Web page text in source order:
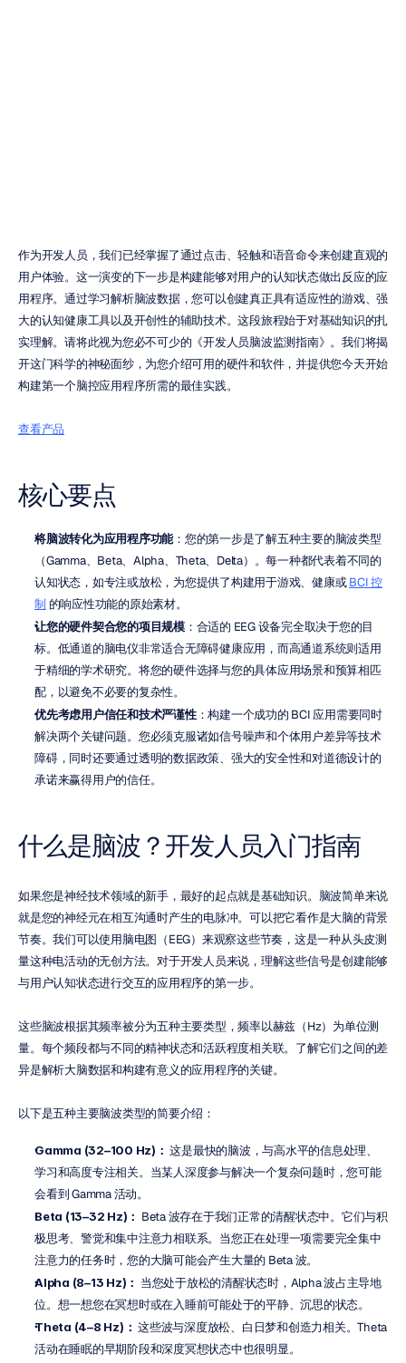
作为开发人员，我们已经掌握了通过点击、轻触和语音命令来创建直观的
用户体验。这一演变的下一步是构建能够对用户的认知状态做出反应的应
用程序。通过学习解析脑波数据，您可以创建真正具有适应性的游戏、强
大的认知健康工具以及开创性的辅助技术。这段旅程始于对基础知识的扎
实理解。请将此视为您必不可少的《开发人员脑波监测指南》。我们将揭
开这门科学的神秘面纱，为您介绍可用的硬件和软件，并提供您今天开始
构建第一个脑控应用程序所需的最佳实践。
查看产品
核心要点
将脑波转化为应用程序功能：您的第一步是了解五种主要的脑波类型
（Gamma、Beta、Alpha、Theta、Delta）。每一种都代表着不同的
认知状态，如专注或放松，为您提供了构建用于游戏、健康或 BCI 控
制 的响应性功能的原始素材。
让您的硬件契合您的项目规模：合适的 EEG 设备完全取决于您的目
标。低通道的脑电仪非常适合无障碍健康应用，而高通道系统则适用
于精细的学术研究。将您的硬件选择与您的具体应用场景和预算相匹
配，以避免不必要的复杂性。
优先考虑用户信任和技术严谨性：构建一个成功的 BCI 应用需要同时
解决两个关键问题。您必须克服诸如信号噪声和个体用户差异等技术
障碍，同时还要通过透明的数据政策、强大的安全性和对道德设计的
承诺来赢得用户的信任。
什么是脑波？开发人员入门指南
如果您是神经技术领域的新手，最好的起点就是基础知识。脑波简单来说
就是您的神经元在相互沟通时产生的电脉冲。可以把它看作是大脑的背景
节奏。我们可以使用脑电图（EEG）来观察这些节奏，这是一种从头皮测
量这种电活动的无创方法。对于开发人员来说，理解这些信号是创建能够
与用户认知状态进行交互的应用程序的第一步。
这些脑波根据其频率被分为五种主要类型，频率以赫兹（Hz）为单位测
量。每个频段都与不同的精神状态和活跃程度相关联。了解它们之间的差
异是解析大脑数据和构建有意义的应用程序的关键。
以下是五种主要脑波类型的简要介绍：
Gamma (32–100 Hz)： 这是最快的脑波，与高水平的信息处理、
学习和高度专注相关。当某人深度参与解决一个复杂问题时，您可能
会看到 Gamma 活动。
Beta (13–32 Hz)： Beta 波存在于我们正常的清醒状态中。它们与积
极思考、警觉和集中注意力相联系。当您正在处理一项需要完全集中
注意力的任务时，您的大脑可能会产生大量的 Beta 波。
Alpha (8–13 Hz)： 当您处于放松的清醒状态时，Alpha 波占主导地
位。想一想您在冥想时或在入睡前可能处于的平静、沉思的状态。
Theta (4–8 Hz)： 这些波与深度放松、白日梦和创造力相关。Theta
活动在睡眠的早期阶段和深度冥想状态中也很明显。